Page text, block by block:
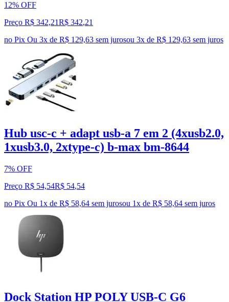
12% OFF
Preço R$ 342,21R$ 342,21
no Pix Ou 3x de R$ 129,63 sem jurosou 3x de R$ 129,63 sem juros
Hub usc-c + adapt usb-a 7 em 2 (4xusb2.0,
1xusb3.0, 2xtype-c) b-max bm-8644
7% OFF
Preço R$ 54,54R$ 54,54
no Pix Ou 1x de R$ 58,64 sem jurosou 1x de R$ 58,64 sem juros
Dock Station HP POLY USB-C G6